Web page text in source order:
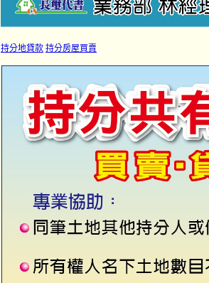
持分地貸款 持分房屋買賣